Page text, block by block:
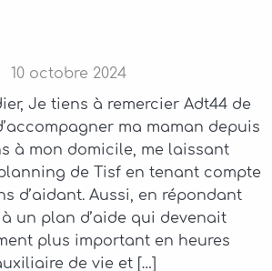
10 octobre 2024
Je tiens à remercier Adt44 de
ma maman depuis
à mon domicile, me laissant
de Tisf en tenant compte
d’aidant. Aussi, en répondant
un plan d’aide qui devenait
plus important en heures
de vie et […]